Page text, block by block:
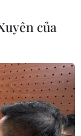
tắc phải
vaccine, ý
tục theo
phù hợp với
giải pháp
chống
ly và xét
của